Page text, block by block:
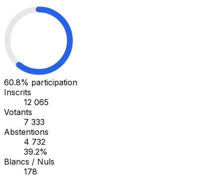
60.8% participation
Inscrits
12 065
Votants
7 333
Abstentions
4 732
39.2%
Blancs / Nuls
178